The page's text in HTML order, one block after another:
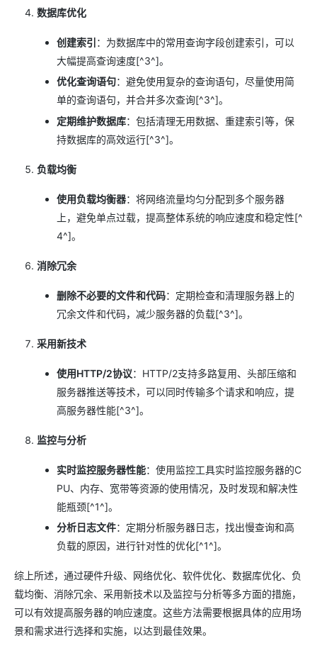
数据库优化
创建索引 ：为数据库中的常用查询字段创建索引，可以
大幅提高查询速度[^3^]。
优化查询语句：避免使用复杂的查询语句，尽量使用简
单的查询语句，并合并多次查询[^3^]。
定期维护数据库：包括清理无用数据、重建索引等，保
持数据库的高效运行[^3^]。
负载均衡
使用负载均衡器：将网络流量均匀分配到多个服务器
上，避免单点过载，提高整体系统的响应速度和稳定性[^
4^]。
消除冗余
删除不必要的文件和代码：定期检查和清理服务器上的
冗余文件和代码，减少服务器的负载[^3^]。
采用新技术
使用HTTP/2协议：HTTP/2支持多路复用、头部压缩和
服务器推送等技术，可以同时传输多个请求和响应，提
高服务器性能[^3^]。
监控与分析
实时监控服务器性能：使用监控工具实时监控服务器的C
PU、内存、宽带等资源的使用情况，及时发现和解决性
能瓶颈[^1^]。
分析日志文件：定期分析服务器日志，找出慢查询和高
负载的原因，进行针对性的优化[^1^]。
综上所述，通过硬件升级、网络优化、软件优化、数据库优化、负
载均衡、消除冗余、采用新技术以及监控与分析等多方面的措施，
可以有效提高服务器的响应速度。这些方法需要根据具体的应用场
景和需求进行选择和实施，以达到最佳效果。